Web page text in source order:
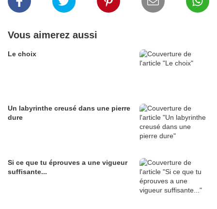
Vous aimerez aussi
Le choix
Un labyrinthe creusé dans une pierre
dure
Si ce que tu éprouves a une vigueur
suffisante...